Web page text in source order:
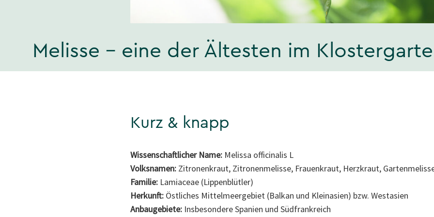
Melisse – eine der Ältesten im
Kurz & knapp
Wissenschaftlicher Name:Melissa officinalis L
Volksnamen:Zitronenkraut, Zitronenmelisse, Frauenkraut, Herzkraut,
Familie:Lamiaceae (Lippenblütler)
Herkunft:Östliches Mittelmeergebiet (Balkan und Kleinasien) bzw. Westasien
Anbaugebiete:Insbesondere Spanien und Südfrankreich